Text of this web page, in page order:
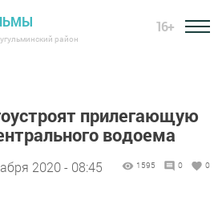
район
16+
прилегающую
водоема
2020 - 08:45 1595 0 0